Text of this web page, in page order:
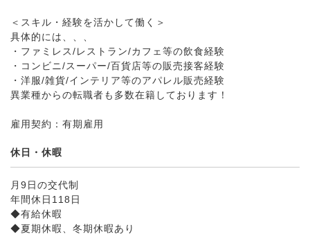
＜スキル・経験を活かして働く＞
具体的には、、、
・ファミレス/レストラン/カフェ等の飲食経験
・コンビニ/スーパー/百貨店等の販売接客経験
・洋服/雑貨/インテリア等のアパレル販売経験
異業種からの転職者も多数在籍しております！
雇用契約：有期雇用
休日・休暇
月9日の交代制
年間休日118日
◆有給休暇
◆夏期休暇、冬期休暇あり